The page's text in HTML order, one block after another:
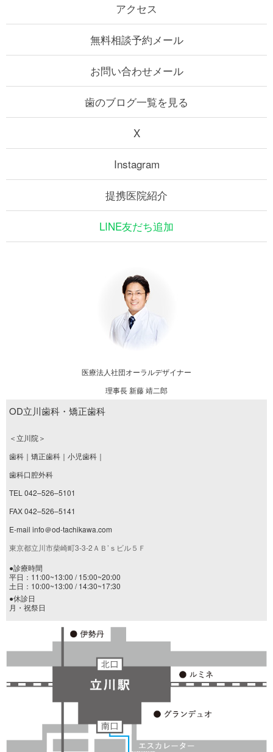
アクセス
無料相談予約メール
お問い合わせメール
歯のブログ一覧を見る
X
Instagram
提携医院紹介
LINE友だち追加
医療法人社団オーラルデザイナー
理事長 新藤 靖二郎
OD立川歯科・矯正歯科
＜立川院＞
歯科｜矯正歯科｜小児歯科｜
歯科口腔外科
TEL 042–526–5101
FAX 042–526–5141
E-mail info＠od-tachikawa.com
東京都立川市柴崎町3-3-2ＡＢ’ｓビル５Ｆ
●診療時間
平日：11:00~13:00 / 15:00~20:00
土日：10:00~13:00 / 14:30~17:30
●休診日
月・祝祭日